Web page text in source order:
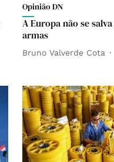
Opinião DN
A Europa não se
armas
Bruno Valverde Cota